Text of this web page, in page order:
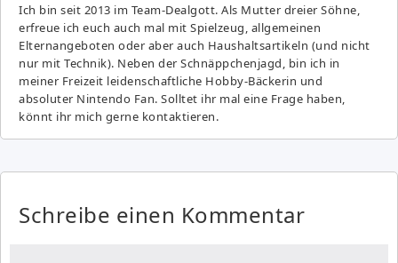
Ich bin seit 2013 im Team-Dealgott. Als Mutter dreier Söhne,
erfreue ich euch auch mal mit Spielzeug, allgemeinen
Elternangeboten oder aber auch Haushaltsartikeln (und nicht
nur mit Technik). Neben der Schnäppchenjagd, bin ich in
meiner Freizeit leidenschaftliche Hobby-Bäckerin und
absoluter Nintendo Fan. Solltet ihr mal eine Frage haben,
könnt ihr mich gerne kontaktieren.
Schreibe einen Kommentar